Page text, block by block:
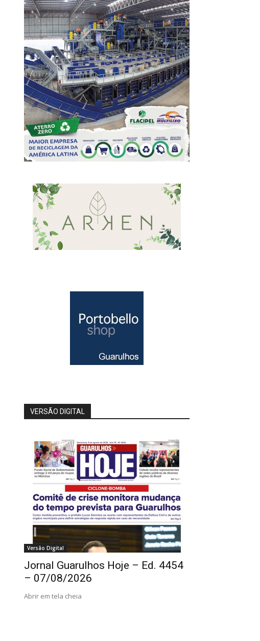
VERSÃO DIGITAL
Versão Digital
Jornal Guarulhos Hoje – Ed. 4454
– 07/08/2026
Abrir em tela cheia